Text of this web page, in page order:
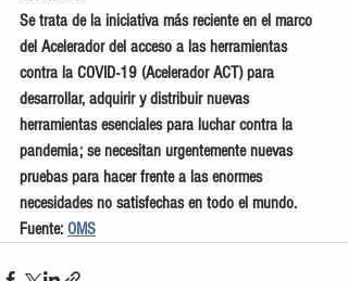
Se trata de la iniciativa más reciente en el marco
del Acelerador del acceso a las herramientas
contra la COVID-19 (Acelerador ACT) para
desarrollar, adquirir y distribuir nuevas
herramientas esenciales para luchar contra la
pandemia; se necesitan urgentemente nuevas
pruebas para hacer frente a las enormes
necesidades no satisfechas en todo el mundo.
Fuente: OMS